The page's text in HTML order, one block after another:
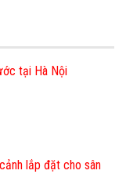
tại Hà Nội
lắp đặt cho sân